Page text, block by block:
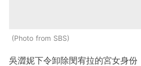
Photo from SBS
吳澀妮下令卸除閔宥拉的宮女身份